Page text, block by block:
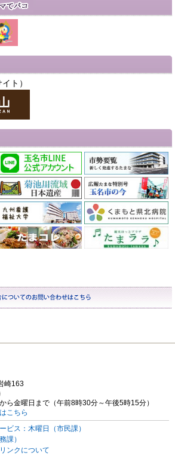
ト）
崎163
ら金曜日まで（午前8時30分～午後5時15分）
こちら
ビス：木曜日（市民課）
課）
ンクについて